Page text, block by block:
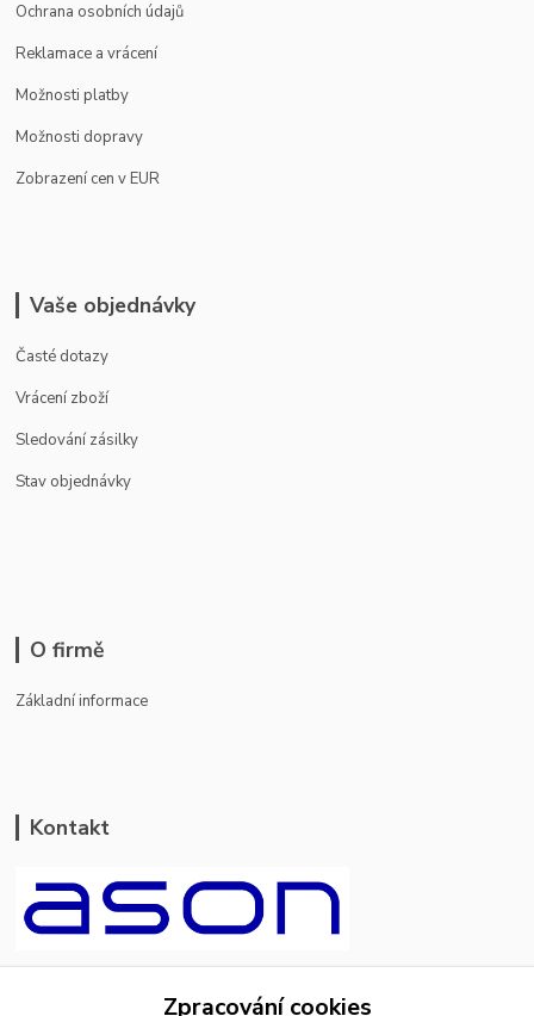
Ochrana osobních údajů
Reklamace a vrácení
Možnosti platby
Možnosti dopravy
Zobrazení cen v EUR
Vaše objednávky
Časté dotazy
Vrácení zboží
Sledování zásilky
Stav objednávky
O firmě
Základní informace
Kontakt
Zpracování cookies